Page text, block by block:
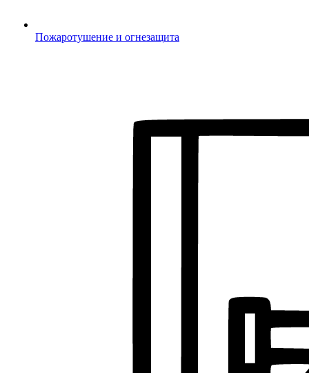
Пожаротушение и огнезащита